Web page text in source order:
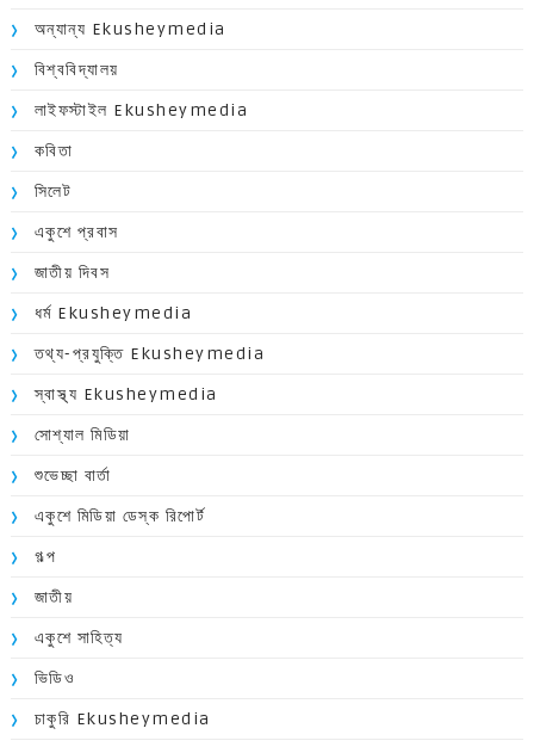
অন্যান্য Ekusheymedia
বিশ্ববিদ্যালয়
লাইফস্টাইল Ekusheymedia
কবিতা
সিলেট
একুশে প্রবাস
জাতীয় দিবস
ধর্ম Ekusheymedia
তথ্য-প্রযুক্তি Ekusheymedia
স্বাস্থ্য Ekusheymedia
সোশ্যাল মিডিয়া
শুভেচ্ছা বার্তা
একুশে মিডিয়া ডেস্ক রিপোর্ট
গল্প
জাতীয়
একুশে সাহিত্য
ভিডিও
চাকুরি Ekusheymedia